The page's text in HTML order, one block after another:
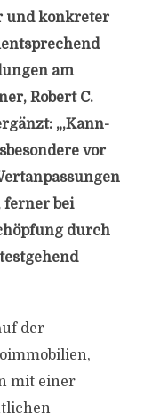
und konkreter
am
Robert C.
„,Kann-
vor
ferner bei
durch
der
mit einer